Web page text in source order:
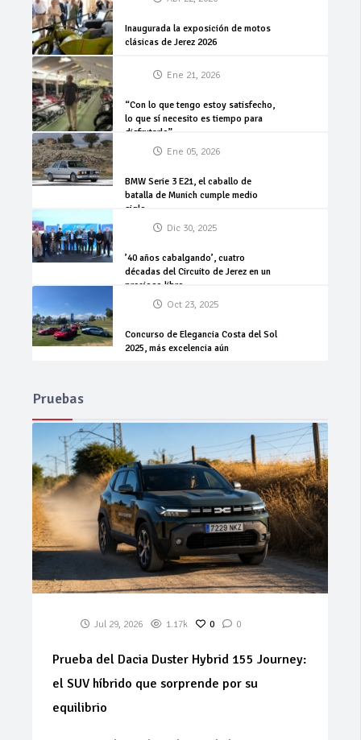
Inaugurada la exposición de motos
clásicas de Jerez 2026
Ene 21, 2026
“Con lo que tengo estoy satisfecho,
lo que sí necesito es tiempo para
disfrutarlo”
Ene 05, 2026
BMW Serie 3 E21, el caballo de
batalla de Munich cumple medio
siglo
Dic 30, 2025
’40 años cabalgando’, cuatro
décadas del Circuito de Jerez en un
precioso libro
Oct 23, 2025
Concurso de Elegancia Costa del Sol
2025, más excelencia aún
Pruebas
Jul 29, 2026 1.17k 0 0
Prueba del Dacia Duster Hybrid 155 Journey:
el SUV híbrido que sorprende por su
equilibrio